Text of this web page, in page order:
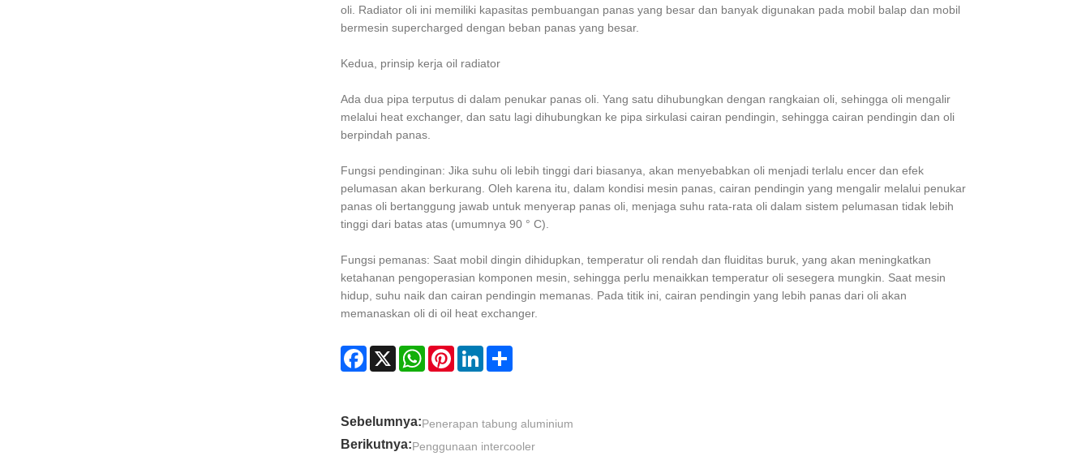
oli. Radiator oli ini memiliki kapasitas pembuangan panas yang besar dan banyak digunakan pada mobil balap dan mobil
bermesin supercharged dengan beban panas yang besar.
Kedua, prinsip kerja oil radiator
Ada dua pipa terputus di dalam penukar panas oli. Yang satu dihubungkan dengan rangkaian oli, sehingga oli mengalir
melalui heat exchanger, dan satu lagi dihubungkan ke pipa sirkulasi cairan pendingin, sehingga cairan pendingin dan oli
berpindah panas.
Fungsi pendinginan: Jika suhu oli lebih tinggi dari biasanya, akan menyebabkan oli menjadi terlalu encer dan efek
pelumasan akan berkurang. Oleh karena itu, dalam kondisi mesin panas, cairan pendingin yang mengalir melalui penukar
panas oli bertanggung jawab untuk menyerap panas oli, menjaga suhu rata-rata oli dalam sistem pelumasan tidak lebih
tinggi dari batas atas (umumnya 90 ° C).
Fungsi pemanas: Saat mobil dingin dihidupkan, temperatur oli rendah dan fluiditas buruk, yang akan meningkatkan
ketahanan pengoperasian komponen mesin, sehingga perlu menaikkan temperatur oli sesegera mungkin. Saat mesin
hidup, suhu naik dan cairan pendingin memanas. Pada titik ini, cairan pendingin yang lebih panas dari oli akan
memanaskan oli di oil heat exchanger.
Facebook
X WhatsAppPinterestLinkedInShare
Sebelumnya:Penerapan tabung aluminium
Berikutnya:Penggunaan intercooler